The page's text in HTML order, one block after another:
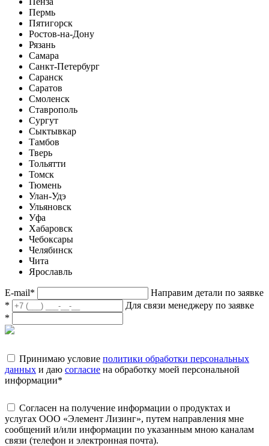
Пермь
Пятигорск
Ростов-на-Дону
Рязань
Самара
Санкт-Петербург
Саранск
Саратов
Смоленск
Ставрополь
Сургут
Сыктывкар
Тамбов
Тверь
Тольятти
Томск
Тюмень
Улан-Удэ
Ульяновск
Уфа
Хабаровск
Чебоксары
Челябинск
Чита
Ярославль
E-mail*
Направим детали по заявке
*
Для связи менеджеру по заявке
*
Принимаю условие политики обработки персональных
данных и даю согласие на обработку моей персональной
информации*
Согласен на получение информации о продуктах и
услугах ООО «Элемент Лизинг», путем направления мне
сообщений и/или информации по указанным мною каналам
связи (телефон и электронная почта).